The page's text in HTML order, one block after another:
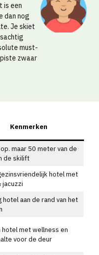
is een
dan nog
Je skiet
must-
zwaar
Kenmerken
maar 50 meter van de
de skilift
hotel met
jacuzzi
hotel aan de rand van het
hotel met wellness en
voor de deur